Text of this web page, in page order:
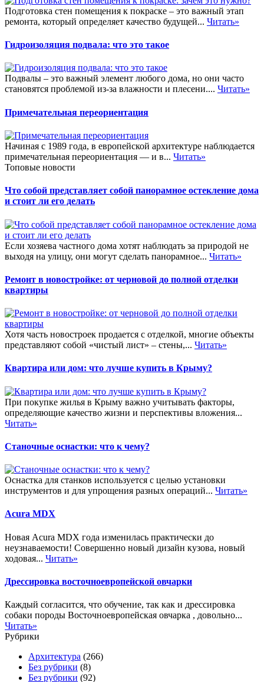
Подготовка стен помещения к покраске – это важный этап
ремонта, который определяет качество будущей... Читать»
Гидроизоляция подвала: что это такое
Подвалы – это важный элемент любого дома, но они часто
становятся проблемой из-за влажности и плесени.... Читать»
Примечательная переориентация
Начиная с 1989 года, в европейской архитектуре наблюдается
примечательная переориентация — и в... Читать»
Топовые новости
Что собой представляет собой панорамное остекление дома
и стоит ли его делать
Если хозяева частного дома хотят наблюдать за природой не
выходя на улицу, они могут сделать панорамное... Читать»
Ремонт в новостройке: от черновой до полной отделки
квартиры
Хотя часть новостроек продается с отделкой, многие объекты
представляют собой «чистый лист» – стены,... Читать»
Квартира или дом: что лучше купить в Крыму?
При покупке жилья в Крыму важно учитывать факторы,
определяющие качество жизни и перспективы вложения...
Читать»
Станочные оснастки: что к чему?
Оснастка для станков используется с целью установки
инструментов и для упрощения разных операций... Читать»
Acura MDX
Новая Acura MDX года изменилась практически до
неузнаваемости! Совершенно новый дизайн кузова, новый
ходовая... Читать»
Дрессировка восточноевропейской овчарки
Каждый согласится, что обучение, так как и дрессировка
собаки породы Восточноевропейская овчарка , довольно...
Читать»
Рубрики
Архитектура (266)
Без рубрики (8)
Без рубрики (92)